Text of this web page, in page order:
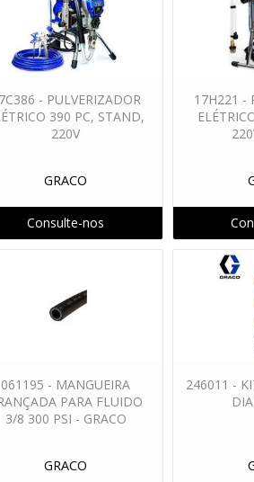
- PULVERIZADOR
390 PC, STAND,
220V
GRACO
Consulte-nos
17H221 -
061195 - MANGUEIRA
PARA FLUIDO
3/8 300 PSI - GRACO
GRACO
246011 -